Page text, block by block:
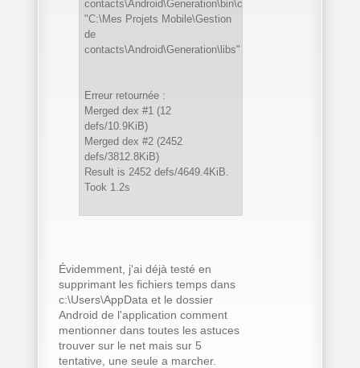
contacts\Android\Generation\bin\classes"
"C:\Mes Projets Mobile\Gestion
de
contacts\Android\Generation\libs"
Erreur retournée :
Merged dex #1 (12
defs/10.9KiB)
Merged dex #2 (2452
defs/3812.8KiB)
Result is 2452 defs/4649.4KiB.
Took 1.2s
Évidemment, j'ai déjà testé en
supprimant les fichiers temps dans
c:\Users\AppData et le dossier
Android de l'application comment
mentionner dans toutes les astuces
trouver sur le net mais sur 5
tentative, une seule a marcher.